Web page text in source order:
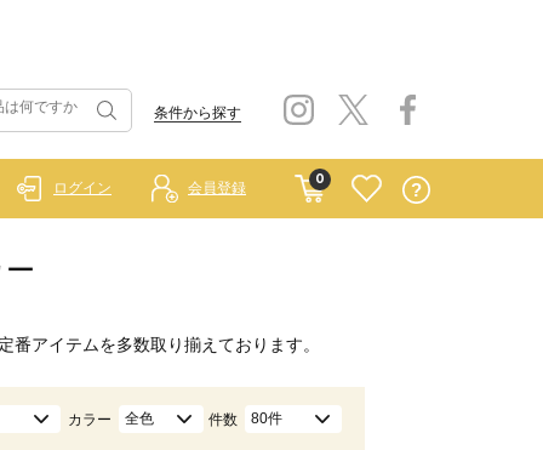
条件から探す
0
ログイン 会員登録
番アイテムを多数取り揃えております。
カラー 全色 件数 80件